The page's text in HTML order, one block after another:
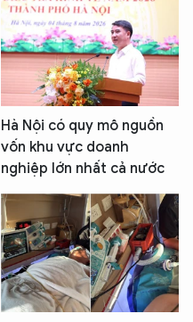
Hà Nội có quy mô nguồn
vốn khu vực doanh
nghiệp lớn nhất cả nước